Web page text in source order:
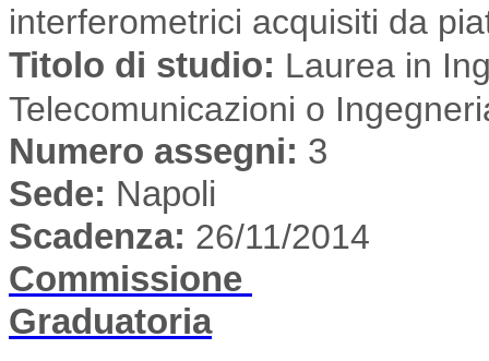
interferometrici acquisiti da
Titolo di studio: Laurea in
Telecomunicazioni o
Numero assegni: 3
Sede: Napoli
Scadenza: 26/11/2014
Commissione
Graduatoria